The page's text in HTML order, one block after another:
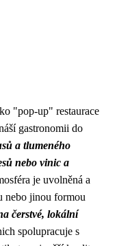
"pop-up" restaurace
gastronomii do
a tlumeného
nebo vinic a
je uvolněná a
nebo jinou formou
čerstvé, lokální
spolupracuje s